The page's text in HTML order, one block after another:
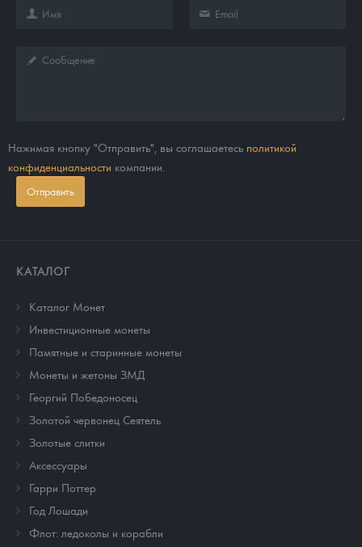
Нажимая кнопку "Отправить", вы соглашаетесь политикой
конфиденциальности компании.
Отправить
КАТАЛОГ
Каталог Монет
Инвестиционные монеты
Памятные и старинные монеты
Монеты и жетоны ЗМД
Георгий Победоносец
Золотой червонец Сеятель
Золотые слитки
Аксессуары
Гарри Поттер
Год Лошади
Флот: ледоколы и корабли